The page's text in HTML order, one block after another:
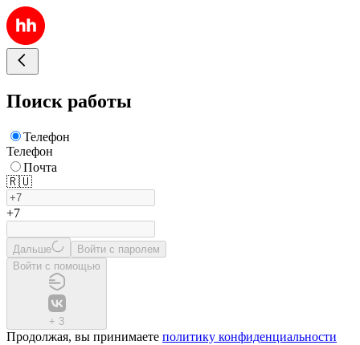
Поиск работы
Телефон
Телефон
Почта
🇷🇺
+7
Дальше
Войти с паролем
Войти с помощью
+ 3
Продолжая, вы принимаете политику конфиденциальности